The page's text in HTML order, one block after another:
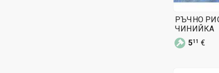
РЪЧНО
ЧИНИЙКА
511 €